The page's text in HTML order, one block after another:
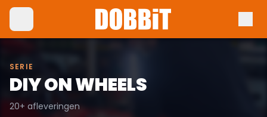
SERIE
DIY ON WHEELS
20+ afleveringen